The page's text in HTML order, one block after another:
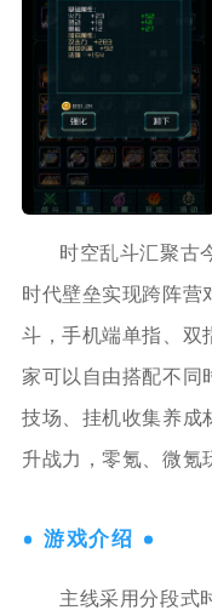
时空乱斗汇聚古
时代壁垒实现跨阵营
斗，手机端单指、双
家可以自由搭配不同
技场、挂机收集养成
升战力，零氪、微氪
游戏介绍
主线采用分段式